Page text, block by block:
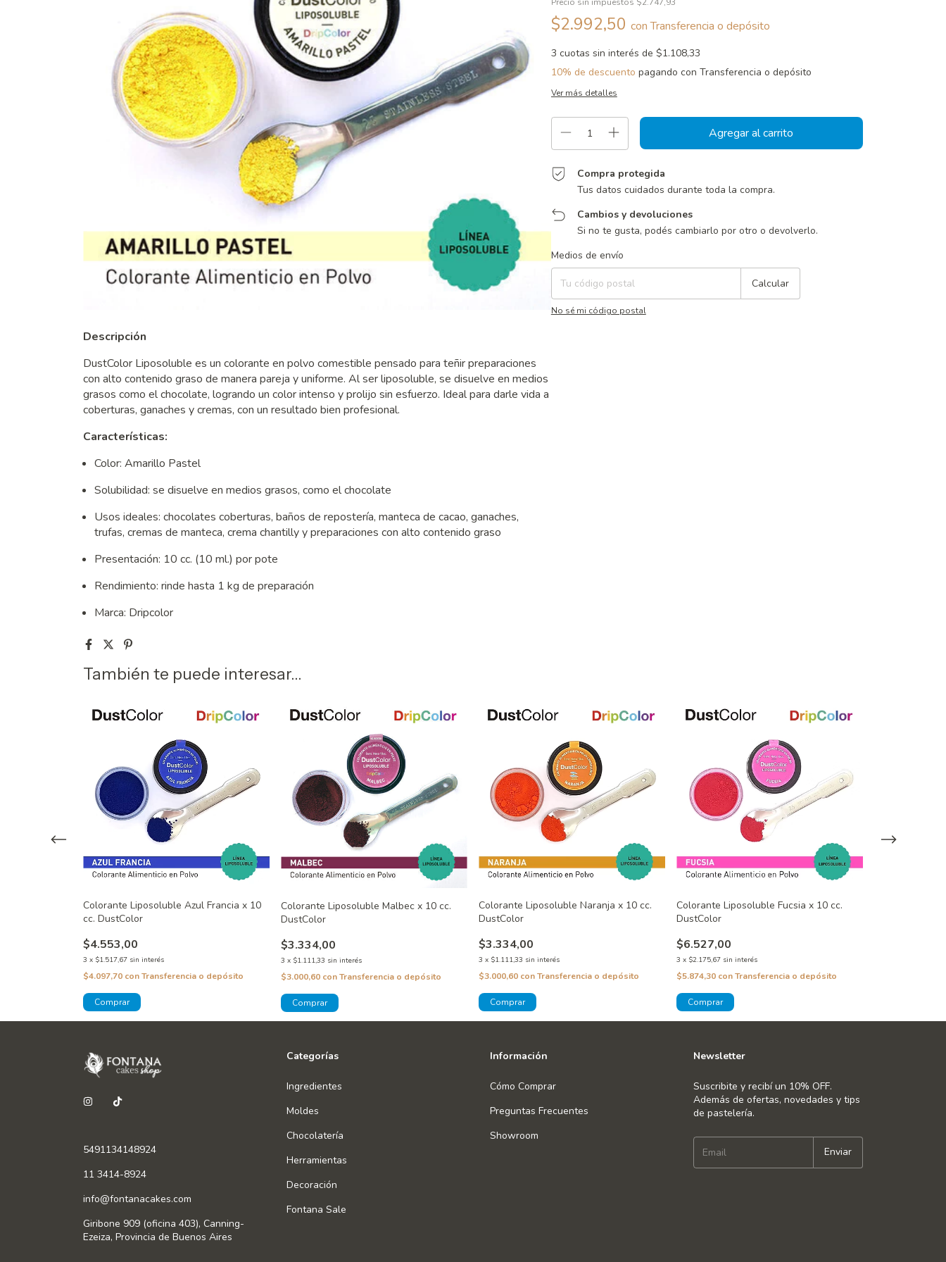
$2.992,50 con Transferencia o depósito
3 cuotas sin interés de $1.108,33
10% de descuento pagando con Transferencia o depósito
Ver más detalles
Compra protegida
Tus datos cuidados durante toda la compra.
Cambios y devoluciones
Si no te gusta, podés cambiarlo por otro o devolverlo.
Entregas para el CP:
Medios de envío
Calcular
No sé mi código postal
Descripción
DustColor Liposoluble es un colorante en polvo comestible pensado para teñir preparaciones
con alto contenido graso de manera pareja y uniforme. Al ser liposoluble, se disuelve en medios
grasos como el chocolate, logrando un color intenso y prolijo sin esfuerzo. Ideal para darle vida a
coberturas, ganaches y cremas, con un resultado bien profesional.
Características:
Color: Amarillo Pastel
Solubilidad: se disuelve en medios grasos, como el chocolate
Usos ideales: chocolates coberturas, baños de repostería, manteca de cacao, ganaches,
trufas, cremas de manteca, crema chantilly y preparaciones con alto contenido graso
Presentación: 10 cc. (10 ml.) por pote
Rendimiento: rinde hasta 1 kg de preparación
Marca: Dripcolor
También te puede interesar...
Colorante Liposoluble Azul Francia x 10
cc. DustColor
$4.553,00
3 x $1.517,67 sin interés
$4.097,70 conTransferencia o depósito
Colorante Liposoluble Malbec x 10 cc.
DustColor
$3.334,00
3 x $1.111,33 sin interés
$3.000,60 conTransferencia o depósito
Colorante Liposoluble Naranja x 10 cc.
DustColor
$3.334,00
3 x $1.111,33 sin interés
$3.000,60 conTransferencia o depósito
Colorante Liposoluble Fucsia x 10 cc.
DustColor
$6.527,00
3 x $2.175,67 sin interés
$5.874,30 conTransferencia o depósito
5491134148924
11 3414-8924
info@fontanacakes.com
Giribone 909 (oficina 403), Canning-
Ezeiza, Provincia de Buenos Aires
Categorías
Ingredientes
Moldes
Chocolatería
Herramientas
Decoración
Fontana Sale
Información
Cómo Comprar
Preguntas Frecuentes
Showroom
Newsletter
Suscribite y recibí un 10% OFF.
Además de ofertas, novedades y tips
de pastelería.